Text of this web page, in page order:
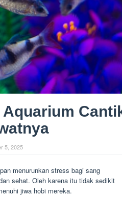
5, 2025
menurunkan stress bagi sang
sehat. Oleh karena itu tidak sedikit
jiwa hobi mereka.